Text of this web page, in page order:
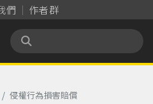
們 作者群
/ 侵權行為損害賠償